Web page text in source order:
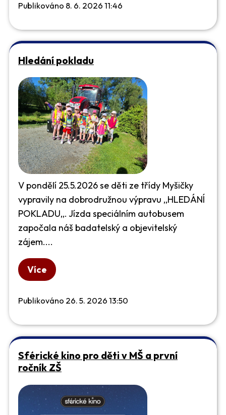
Publikováno 8. 6. 2026 11:46
Hledání pokladu
V pondělí 25.5.2026 se děti ze třídy Myšičky
vypravily na dobrodružnou výpravu ,,HLEDÁNÍ
POKLADU,,. Jízda speciálním autobusem
započala náš badatelský a objevitelský
zájem....
Více
Publikováno 26. 5. 2026 13:50
Sférické kino pro děti v MŠ a první
ročník ZŠ